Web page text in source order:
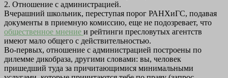
2. Отношение с администрацией.
Вчерашний школьник, переступая порог РАНХиГС, подавая
документы в приемную комиссию, еще не подозревает, что
общественное мнение и рейтинги пресловутых агентств
имеют мало общего с действительностью.
Во-первых, отношение с администрацией построены по
дилемме дикобраза, другими словами: вы, человек
пришедший туда за причитающимися минимальными